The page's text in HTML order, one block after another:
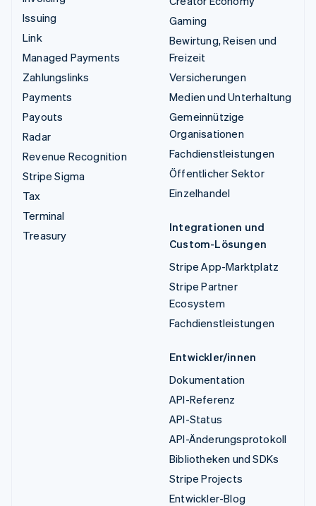
Issuing
Link
Managed Payments
Zahlungslinks
Payments
Payouts
Radar
Revenue Recognition
Stripe Sigma
Tax
Terminal
Treasury
Gaming
Bewirtung, Reisen und
Freizeit
Versicherungen
Medien und Unterhaltung
Gemeinnützige
Organisationen
Fachdienstleistungen
Öffentlicher Sektor
Einzelhandel
Integrationen und
Custom-Lösungen
Stripe App-Marktplatz
Stripe Partner
Ecosystem
Fachdienstleistungen
Entwickler/innen
Dokumentation
API-Referenz
API-Status
API-Änderungsprotokoll
Bibliotheken und SDKs
Stripe Projects
Entwickler-Blog